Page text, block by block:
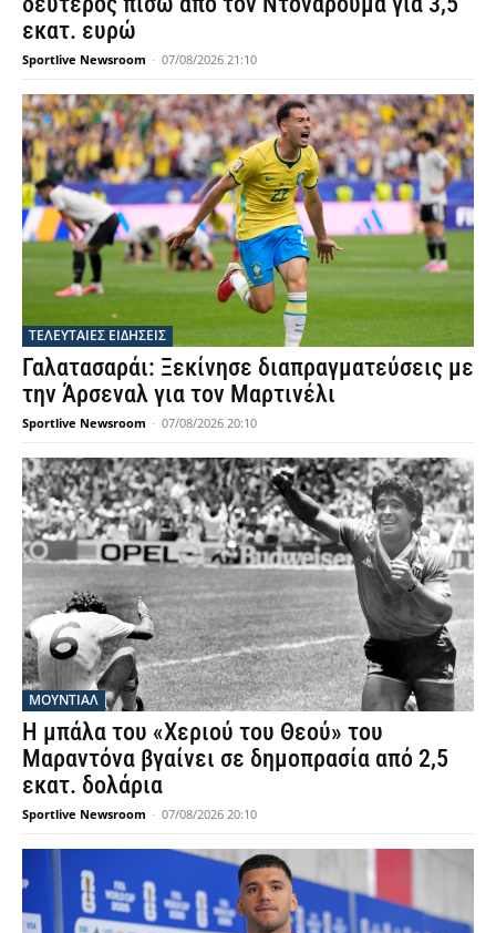
ΑΓΓΛΙΑ
Λίβερπουλ κλείνει δανεικό τον Αραούχο από
την Μπαρτσελόνα
Sportlive Newsroom - 08/08/2026 00:40
Εξέλσιορ 4-0 την Καμπούρ στην πρεμιέρα
του ολλανδικού πρωταθλήματος
Sportlive Newsroom - 07/08/2026 23:41
SUPER LEAGUE 1
επίθεση – 150.000 ευρώ ζητά η Λε Μαν
Sportlive Newsroom - 07/08/2026 22:40